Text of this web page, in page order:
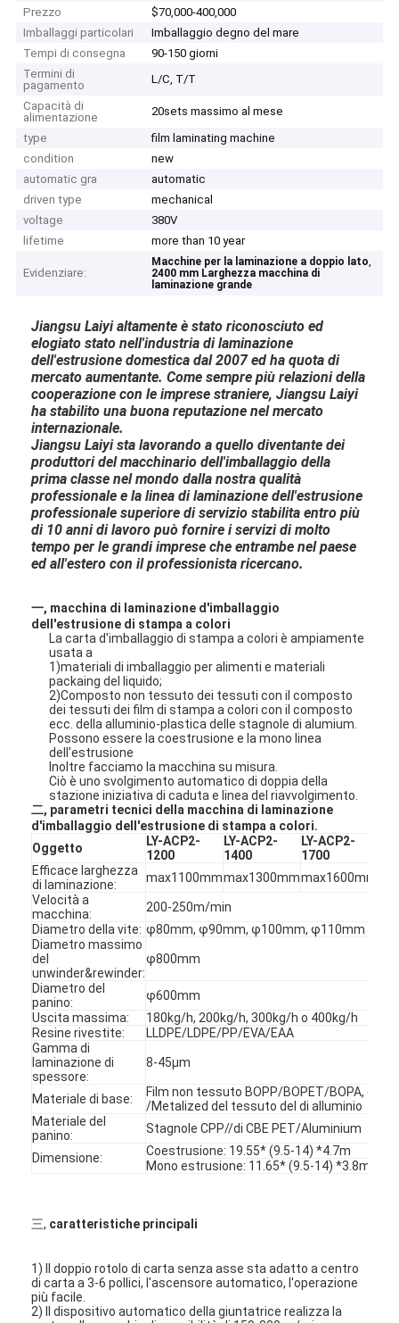
Casa
Prodotti
Circa noi
Prezzo
$70,000-400,000
Imballaggi particolari
Imballaggio degno del mare
Tempi di consegna
90-150 giorni
Termini di
pagamento
L/C, T/T
Capacità di
alimentazione
20sets massimo al mese
type
film laminating machine
condition
new
automatic gra
automatic
driven type
mechanical
voltage
380V
lifetime
more than 10 year
Evidenziare:
Macchine per la laminazione a doppio lato,
2400 mm Larghezza macchina di
laminazione grande
Jiangsu Laiyi altamente è stato riconosciuto ed
elogiato stato nell'industria di laminazione
dell'estrusione domestica dal 2007 ed ha quota di
mercato aumentante. Come sempre più relazioni della
cooperazione con le imprese straniere, Jiangsu Laiyi
ha stabilito una buona reputazione nel mercato
internazionale.
Jiangsu Laiyi sta lavorando a quello diventante dei
produttori del macchinario dell'imballaggio della
prima classe nel mondo dalla nostra qualità
professionale e la linea di laminazione dell'estrusione
professionale superiore di servizio stabilita entro più
di 10 anni di lavoro può fornire i servizi di molto
tempo per le grandi imprese che entrambe nel paese
ed all'estero con il professionista ricercano.
一, macchina di laminazione d'imballaggio
dell'estrusione di stampa a colori
La carta d'imballaggio di stampa a colori è ampiamente
usata a
1)materiali di imballaggio per alimenti e materiali
packaing del liquido;
2)Composto non tessuto dei tessuti con il composto
dei tessuti dei film di stampa a colori con il composto
ecc. della alluminio-plastica delle stagnole di alumium.
Possono essere la coestrusione e la mono linea
dell'estrusione
Inoltre facciamo la macchina su misura.
Ciò è uno svolgimento automatico di doppia della
stazione iniziativa di caduta e linea del riavvolgimento.
二, parametri tecnici della macchina di laminazione
d'imballaggio dell'estrusione di stampa a colori.
Oggetto
LY-ACP2-
1200
LY-ACP2-
1400
LY-ACP2-
1700
Efficace larghezza
di laminazione:
max1100mmmax1300mmmax1600mm
Velocità a
macchina:
200-250m/min
Diametro della vite: φ80mm, φ90mm, φ100mm, φ110mm
Diametro massimo
del
unwinder&rewinder:
φ800mm
Diametro del
panino:
φ600mm
Uscita massima:
180kg/h, 200kg/h, 300kg/h o 400kg/h
Resine rivestite:
LLDPE/LDPE/PP/EVA/EAA
Gamma di
laminazione di
spessore:
8-45μm
Materiale di base:
Film non tessuto BOPP/BOPET/BOPA, ecc
/Metalized del tessuto del di alluminio
Materiale del
panino:
Stagnole CPP//di CBE PET/Aluminium
Dimensione:
Coestrusione: 19.55* (9.5-14) *4.7m
Mono estrusione: 11.65* (9.5-14) *3.8m
三, caratteristiche principali
1) Il doppio rotolo di carta senza asse sta adatto a centro
di carta a 3-6 pollici, l'ascensore automatico, l'operazione
più facile.
2) Il dispositivo automatico della giuntatrice realizza la